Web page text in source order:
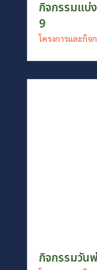
กิจกรรมแบ่
9
กิจกรรมวัน